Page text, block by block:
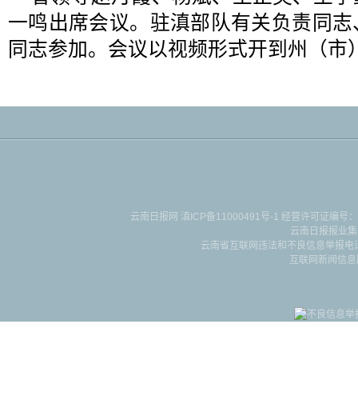
一鸣出席会议。驻滇部队有关负责同
同志参加。会议以视频形式开到州（
云南日报网 滇ICP备11000491号-1 经营许可证编号
云南日报报业
云南省互联网违法和不良信息举报
互联网新闻信